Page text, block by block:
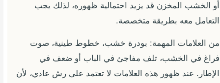
أو الخشب المخزن قد يزيد احتمالية ظهوره، لذلك يجب
التعامل معه بطريقة متخصصة.
من العلامات المهمة: بودرة خشب، خطوط طينية، صوت
فراغ في الخشب، تلف مفاجئ في الباب أو ضعف في
الإطار. عند ظهور هذه العلامات لا تعتمد على رش عادي، لأن